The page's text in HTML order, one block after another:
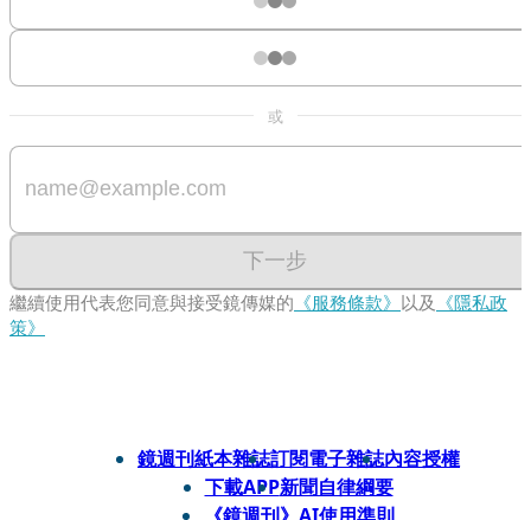
或
下一步
繼續使用代表您同意與接受鏡傳媒的 《服務條款》 以及 《隱私政
策》
鏡週刊紙本雜誌訂閱電子雜誌內容授權
下載APP新聞自律綱要